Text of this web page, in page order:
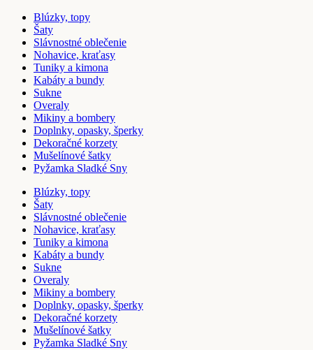
Blúzky, topy
Šaty
Slávnostné oblečenie
Nohavice, kraťasy
Tuniky a kimona
Kabáty a bundy
Sukne
Overaly
Mikiny a bombery
Doplnky, opasky, šperky
Dekoračné korzety
Mušelínové šatky
Pyžamka Sladké Sny
Blúzky, topy
Šaty
Slávnostné oblečenie
Nohavice, kraťasy
Tuniky a kimona
Kabáty a bundy
Sukne
Overaly
Mikiny a bombery
Doplnky, opasky, šperky
Dekoračné korzety
Mušelínové šatky
Pyžamka Sladké Sny